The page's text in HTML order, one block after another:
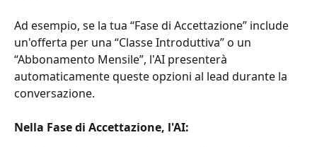
Ad esempio, se la tua “Fase di Accettazione” include
un'offerta per una “Classe Introduttiva” o un
“Abbonamento Mensile”, l'AI presenterà
automaticamente queste opzioni al lead durante la
conversazione.
Nella Fase di Accettazione, l'AI: